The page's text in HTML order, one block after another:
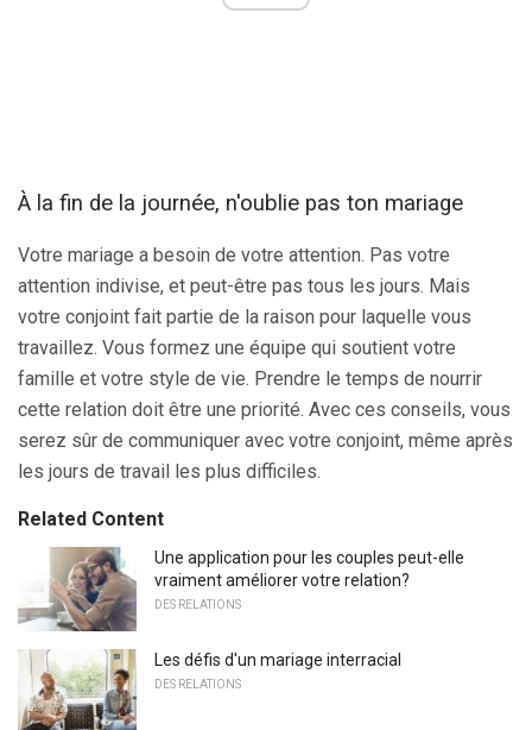
À la fin de la journée, n'oublie pas ton mariage
Votre mariage a besoin de votre attention. Pas votre
attention indivise, et peut-être pas tous les jours. Mais
votre conjoint fait partie de la raison pour laquelle vous
travaillez. Vous formez une équipe qui soutient votre
famille et votre style de vie. Prendre le temps de nourrir
cette relation doit être une priorité. Avec ces conseils, vous
serez sûr de communiquer avec votre conjoint, même après
les jours de travail les plus difficiles.
Related Content
Une application pour les couples peut-elle
vraiment améliorer votre relation?
DES RELATIONS
Les défis d'un mariage interracial
DES RELATIONS